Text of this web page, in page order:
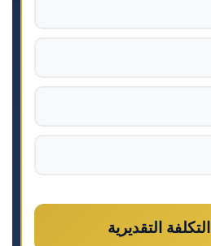
التقديرية